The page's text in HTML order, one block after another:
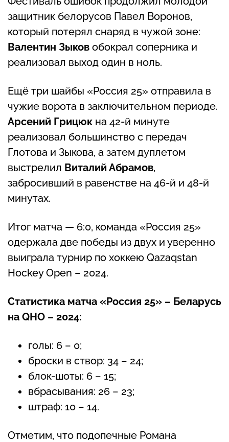
защитник белорусов Павел Воронов,
который потерял снаряд в чужой зоне:
Валентин Зыков обокрал соперника и
реализовал выход один в ноль.
Ещё три шайбы «Россия 25» отправила в
чужие ворота в заключительном периоде.
Арсений Грицюк на 42-й минуте
реализовал большинство с передач
Глотова и Зыкова, а затем дуплетом
выстрелил Виталий Абрамов,
забросивший в равенстве на 46-й и 48-й
минутах.
Итог матча — 6:0, команда «Россия 25»
одержала две победы из двух и уверенно
выиграла турнир по хоккею Qazaqstan
Hockey Open – 2024.
Статистика матча «Россия 25» – Беларусь
на QHO – 2024:
голы: 6 – 0;
броски в створ: 34 – 24;
блок-шоты: 6 – 15;
вбрасывания: 26 – 23;
штраф: 10 – 14.
Отметим, что подопечные Романа